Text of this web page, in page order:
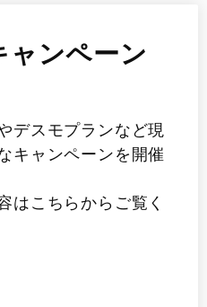
ャンペーン
デスモプランなど現
キャンペーンを開催
はこちらからご覧く